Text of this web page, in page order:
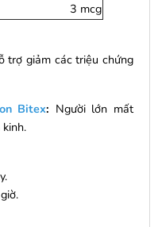
3 mcg
trợ giảm các triệu chứng
Bitex: Người lớn mất